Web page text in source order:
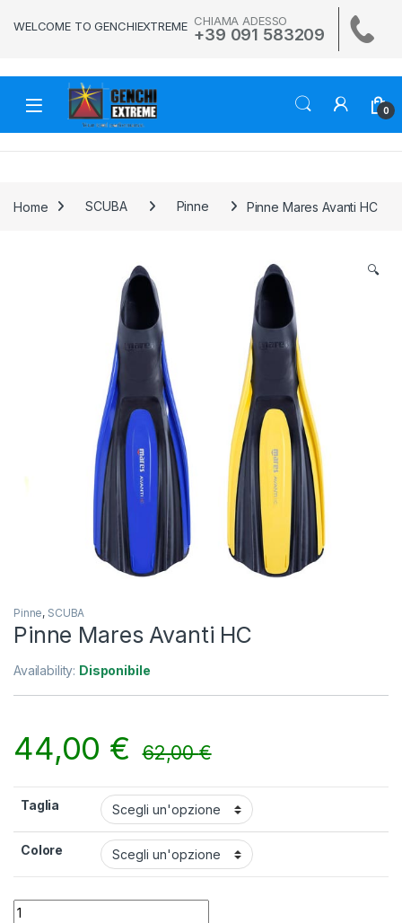
WELCOME TO GENCHIEXTREME CHIAMA ADESSO
+39 091 583209
0
Home SCUBA Pinne Pinne Mares Avanti HC
🔍
Pinne, SCUBA
Pinne Mares Avanti HC
Availability: Disponibile
44,00 € 62,00€
Taglia
Colore
Pinne Mares Avanti HC quantity